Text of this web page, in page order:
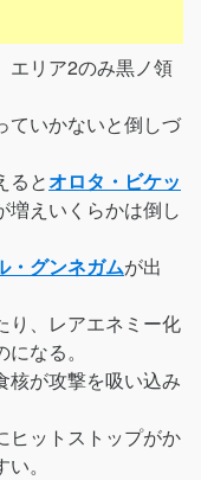
エリア2のみ黒ノ領
ていかないと倒しづ
るとオロタ・ビケッ
増えいくらかは倒し
・グンネガムが出
り、レアエネミー化
なる。
核が攻撃を吸い込み
ヒットストップがか
。